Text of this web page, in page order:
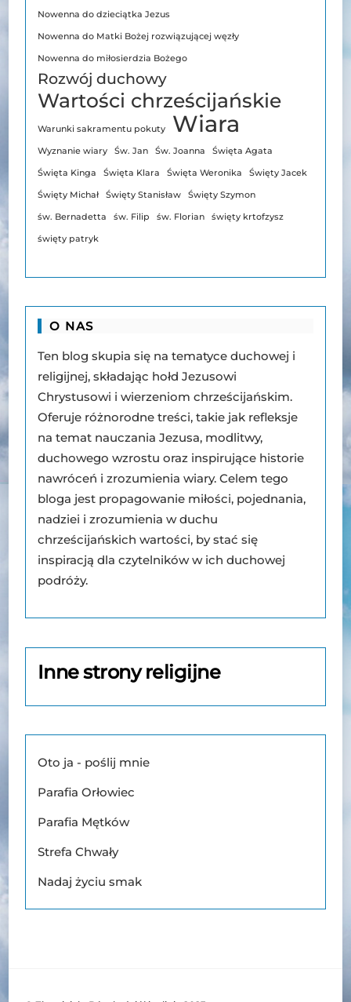
Nowenna do dzieciątka Jezus
Nowenna do Matki Bożej rozwiązującej węzły
Nowenna do miłosierdzia Bożego
Rozwój duchowy
Wartości chrześcijańskie
Warunki sakramentu pokuty Wiara
Wyznanie wiary Św. Jan Św. Joanna Święta Agata
Święta Kinga Święta Klara Święta Weronika Święty Jacek
Święty Michał Święty Stanisław Święty Szymon
św. Bernadetta św. Filip św. Florian święty krtofzysz
święty patryk
O NAS
Ten blog skupia się na tematyce duchowej i
religijnej, składając hołd Jezusowi
Chrystusowi i wierzeniom chrześcijańskim.
Oferuje różnorodne treści, takie jak refleksje
na temat nauczania Jezusa, modlitwy,
duchowego wzrostu oraz inspirujące historie
nawróceń i zrozumienia wiary. Celem tego
bloga jest propagowanie miłości, pojednania,
nadziei i zrozumienia w duchu
chrześcijańskich wartości, by stać się
inspiracją dla czytelników w ich duchowej
podróży.
Inne strony religijne
Oto ja - poślij mnie
Parafia Orłowiec
Parafia Mętków
Strefa Chwały
Nadaj życiu smak